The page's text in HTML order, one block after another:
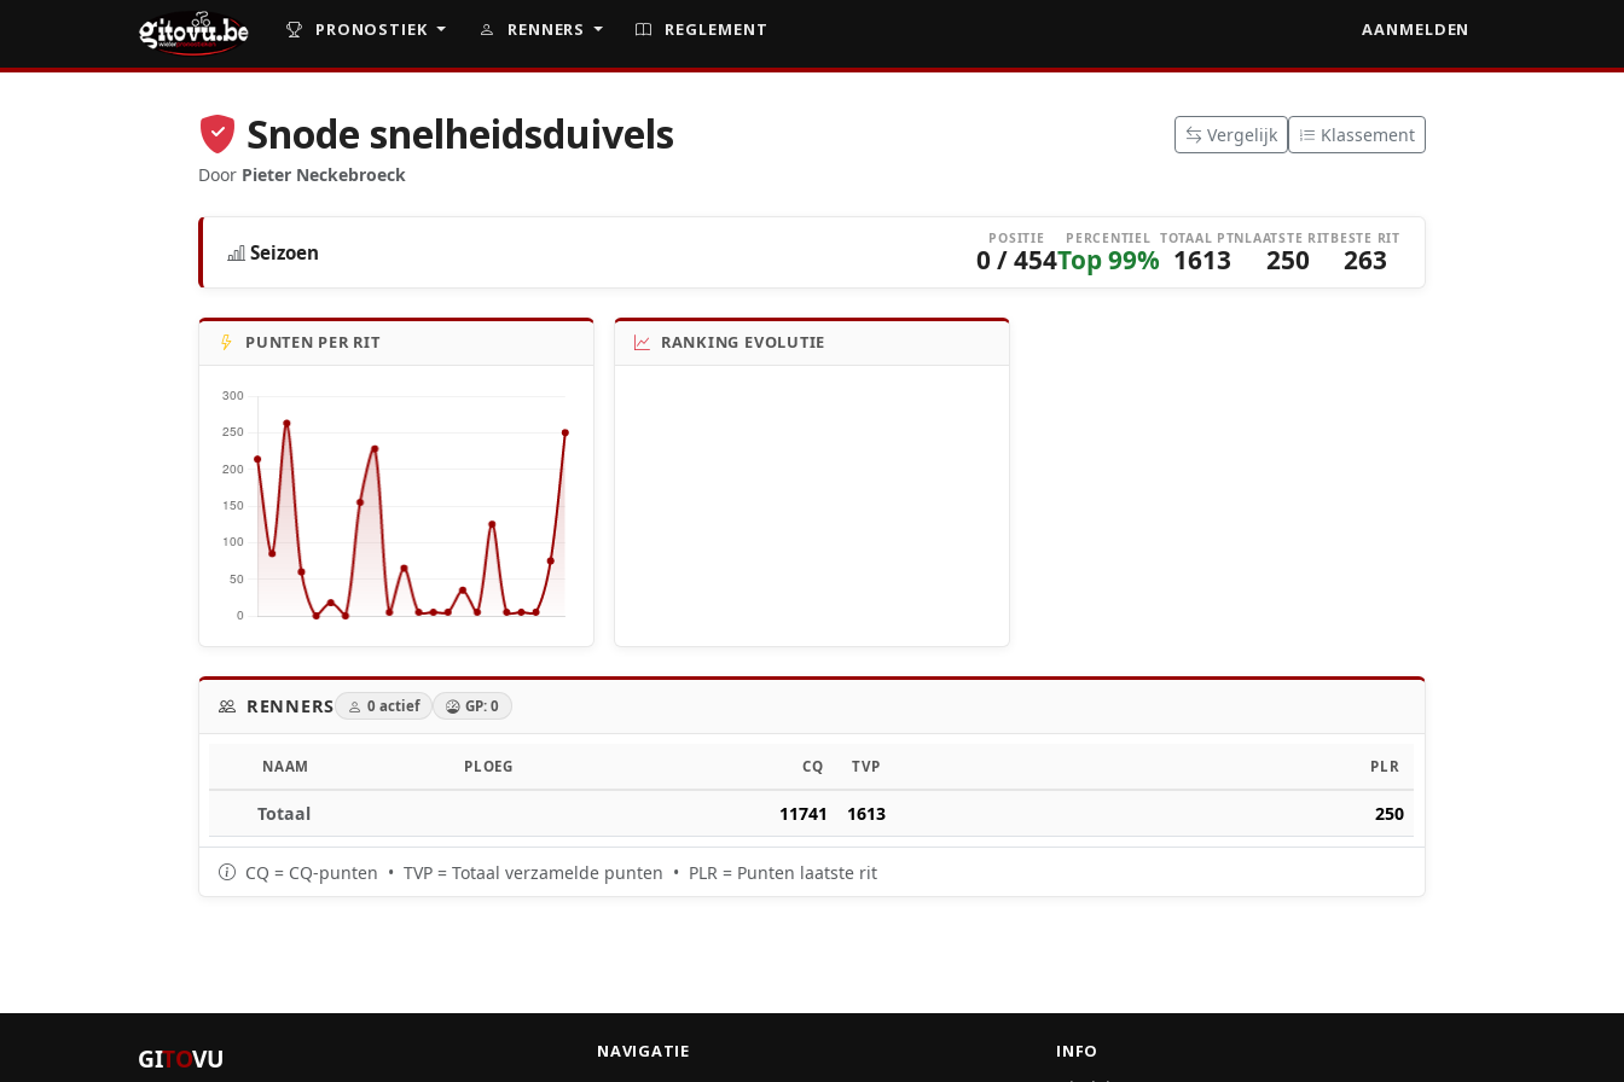
PRONOSTIEK RENNERS REGLEMENT AANMELDEN
Snode snelheidsduivels
Door Pieter Neckebroeck
Vergelijk Klassement
Seizoen
POSITIE
0 / 454
PERCENTIEL
Top 99%
TOTAAL PTN
1613
LAATSTE RIT
250
BESTE RIT
263
PUNTEN PER RIT RANKING EVOLUTIE
RENNERS 0 actief GP: 0
NAAM PLOEG CQ TVP PLR
Totaal 11741 1613 250
CQ = CQ-punten • TVP = Totaal verzamelde punten • PLR = Punten laatste rit
GITOVU NAVIGATIE INFO